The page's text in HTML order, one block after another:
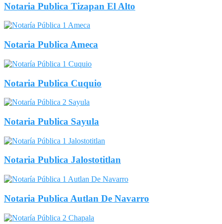
Notaria Publica Tizapan El Alto
Notaria Publica Ameca
Notaria Publica Cuquio
Notaria Publica Sayula
Notaria Publica Jalostotitlan
Notaria Publica Autlan De Navarro